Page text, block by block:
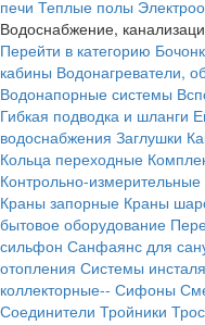
печи Теплые полы
Водоснабжение,
Перейти в категорию
кабины Водонагреватели,
Водонапорные системы
Гибкая подводка и шланги
водоснабжения Заглушки
Кольца переходные
Контрольно-
Краны запорные Краны
бытовое оборудование
сильфон Санфаянс для
отопления Системы
коллекторные-- Сифоны
Соединители Тройники